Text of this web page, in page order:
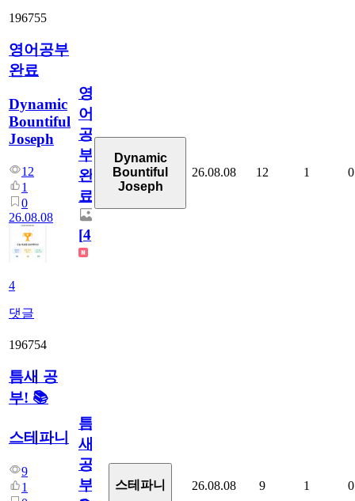
196755
영어공부
완료
Dynamic
Bountiful
Joseph
12
1
0
26.08.08
4
댓글
영
어
공
부
완
료
[4]
Dynamic
Bountiful
Joseph
26.08.08 12 1 0
196754
틈새 공
부! 📚
스테파니
9
1
틈
새
공
부!
스테파니 26.08.08 9 1 0